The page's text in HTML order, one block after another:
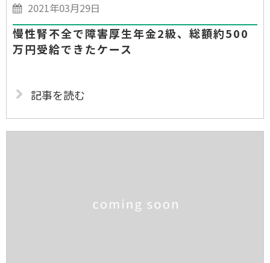
2021年03月29日
慢性腎不全で障害厚生年金2級、総額約500
万円受給できたケース
記事を読む